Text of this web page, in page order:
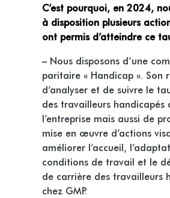
C’est pourquoi, en 2024,
à disposition plusieurs
ont permis d’atteindre ce
– Nous disposons d’une
paritaire « Handicap ». Son
d’analyser et de suivre le
des travailleurs handicapés
l’entreprise mais aussi de
mise en œuvre d’actions
améliorer l’accueil,
conditions de travail et le
de carrière des travailleurs
chez GMP.